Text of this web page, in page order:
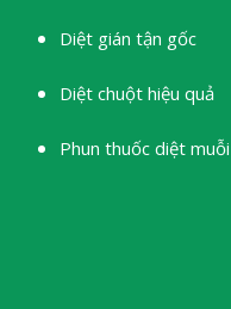
Diệt gián tận gốc
Diệt chuột hiệu quả
Phun thuốc diệt muỗi